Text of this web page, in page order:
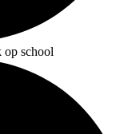
op school